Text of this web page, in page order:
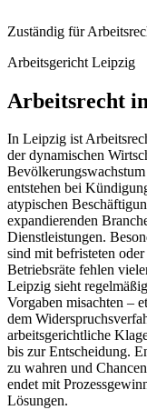
Zuständig für
Arbeitsgericht Leipzig
Arbeitsrecht in
In Leipzig ist
der dynamischen
entstehen bei
atypischen
expandierenden
Dienstleistungen.
sind mit befristeten
Betriebsräte fehlen
Leipzig sieht
Vorgaben misachten –
dem
arbeitsgerichtliche
bis zur Entscheidung.
zu wahren und
endet mit
Lösungen.